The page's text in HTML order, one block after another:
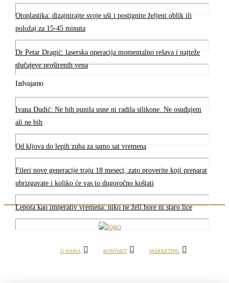
Otoplastika: dizajnirajte svoje uši i postignite željeni oblik ili
položaj za 15-45 minuta
Dr Petar Dragić: laserska operacija momentalno rešava i najteže
slučajeve proširenih vena
Izdvajamo
Ivana Dudić: Ne bih punila usne ni radila silikone. Ne osuđujem
ali ne bih
Od kljova do lepih zuba za samo sat vremena
Fileri nove generacije traju 18 meseci, zato proverite koji preparat
ubrizgavate i koliko će vas to dugoročno koštati
Lepota kao imperativ vremena: niko ne želi bore ni staro lice
O NAMA KONTAKT MARKETING